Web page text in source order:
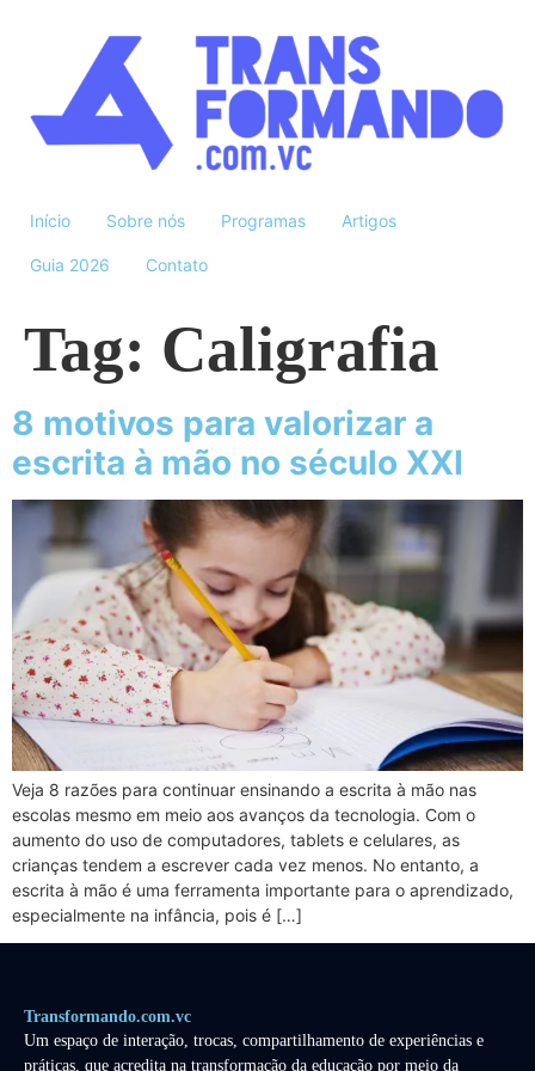
Início Sobre nós Programas Artigos
Guia 2026 Contato
Tag: Caligrafia
8 motivos para valorizar a
escrita à mão no século XXI
Veja 8 razões para continuar ensinando a escrita à mão nas
escolas mesmo em meio aos avanços da tecnologia. Com o
aumento do uso de computadores, tablets e celulares, as
crianças tendem a escrever cada vez menos. No entanto, a
escrita à mão é uma ferramenta importante para o aprendizado,
especialmente na infância, pois é […]
Transformando.com.vc
Um espaço de interação, trocas, compartilhamento de experiências e
práticas, que acredita na transformação da educação por meio da